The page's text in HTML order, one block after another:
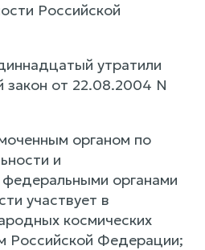
Российской
утратили
от 22.08.2004 N
органом по
и
органами
участвует в
космических
Российской Федерации;